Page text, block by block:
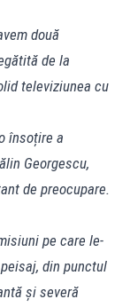
două
de la
televiziunea cu
însoțire a
Georgescu,
de preocupare.
pe care le-
din punctul
și severă